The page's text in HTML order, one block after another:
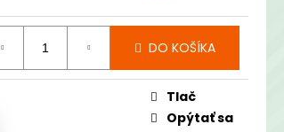
DO KOŠÍKA
Tlač
Opýtať sa